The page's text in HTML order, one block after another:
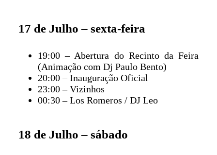
17 de Julho – sexta-feira
19:00 – Abertura do Recinto da Feira
(Animação com Dj Paulo Bento)
20:00 – Inauguração Oficial
23:00 – Vizinhos
00:30 – Los Romeros / DJ Leo
18 de Julho – sábado